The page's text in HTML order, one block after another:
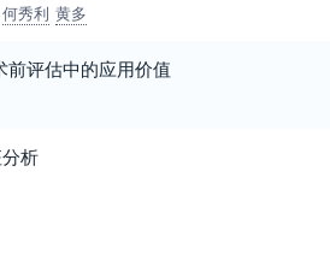
何秀利 黄多
评估中的应用价值
析